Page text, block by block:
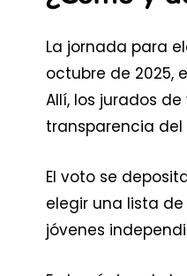
La jornada para
octubre de 2025,
Allí, los jurados
transparencia del
El voto se
elegir una lista
jóvenes